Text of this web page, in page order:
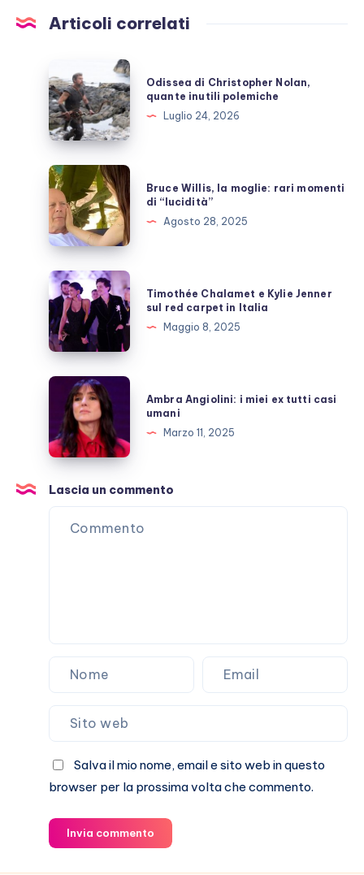
Articoli correlati
di
Christopher
Nolan,
quante
inutili
polemiche
Odissea di Christopher Nolan,
quante inutili polemiche
Luglio 24, 2026
Bruce
Willis,
la
moglie:
rari
momenti
di
“lucidità”
Bruce Willis, la moglie: rari momenti
di “lucidità”
Agosto 28, 2025
Timothée
Chalamet
e
Kylie
Jenner
sul
carpet
in
Italia
Timothée Chalamet e Kylie Jenner
sul red carpet in Italia
Maggio 8, 2025
Ambra
Angiolini:
miei
ex
tutti
casi
umani
Ambra Angiolini: i miei ex tutti casi
umani
Marzo 11, 2025
Lascia un commento
Salva il mio nome, email e sito web in questo
browser per la prossima volta che commento.
Invia commento